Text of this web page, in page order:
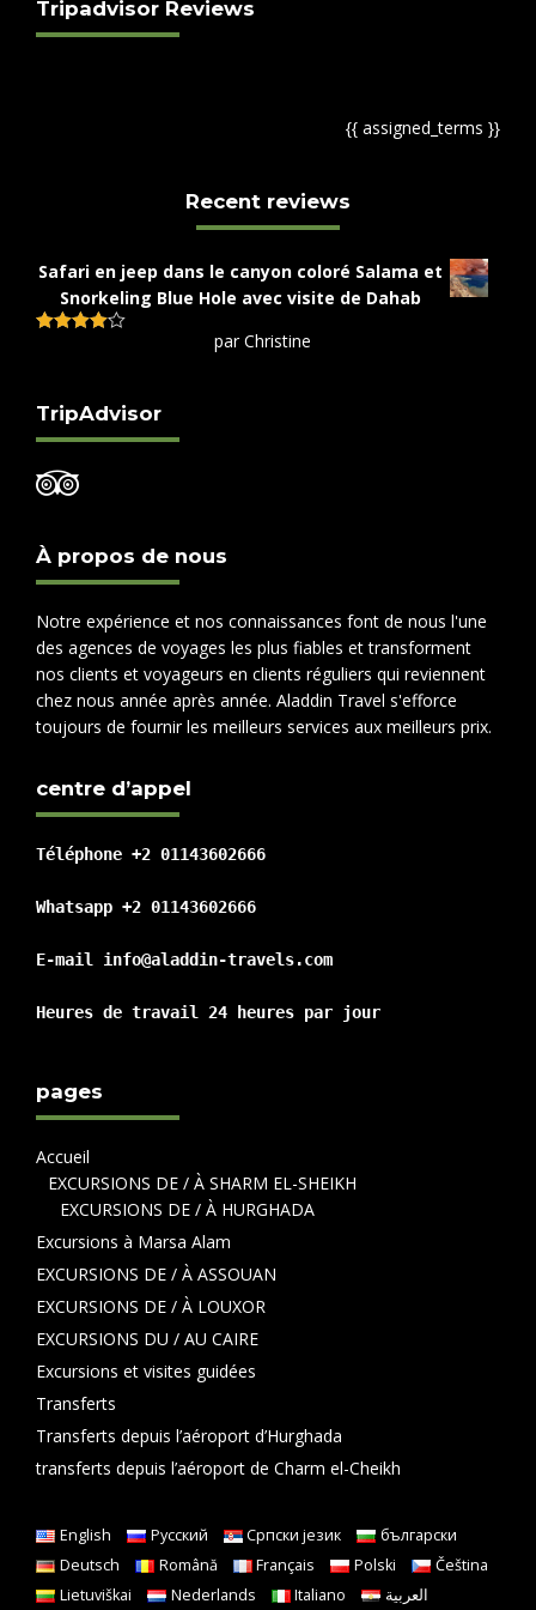
Tripadvisor Reviews
{{ assigned_terms }}
Recent reviews
Safari en jeep dans le canyon coloré Salama et
Snorkeling Blue Hole avec visite de Dahab
par Christine
TripAdvisor
À propos de nous
Notre expérience et nos connaissances font de nous l'une
des agences de voyages les plus fiables et transforment
nos clients et voyageurs en clients réguliers qui reviennent
chez nous année après année. Aladdin Travel s'efforce
toujours de fournir les meilleurs services aux meilleurs prix.
centre d’appel
Téléphone +2 01143602666
Whatsapp +2 01143602666
E-mail info@aladdin-travels.com
Heures de travail 24 heures par jour
pages
Accueil
EXCURSIONS DE / À SHARM EL-SHEIKH
EXCURSIONS DE / À HURGHADA
Excursions à Marsa Alam
EXCURSIONS DE / À ASSOUAN
EXCURSIONS DE / À LOUXOR
EXCURSIONS DU / AU CAIRE
Excursions et visites guidées
Transferts
Transferts depuis l’aéroport d’Hurghada
transferts depuis l’aéroport de Charm el-Cheikh
English Русский Српски језик
български
Deutsch
Română Français Polski
Čeština
Lietuviškai
Nederlands Italiano العربية